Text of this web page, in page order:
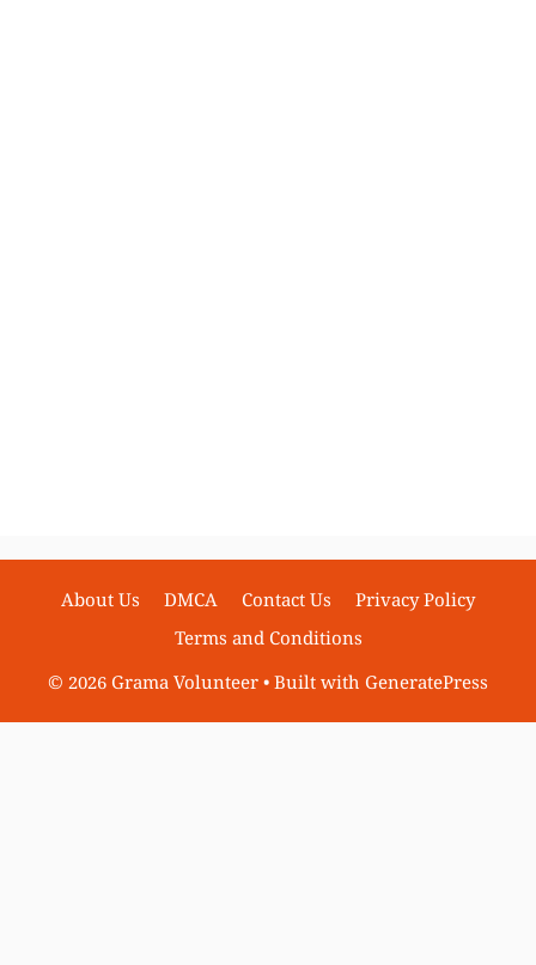
About Us DMCA Contact Us
Privacy Policy
Terms and Conditions
© 2026 Grama Volunteer • Built with GeneratePress